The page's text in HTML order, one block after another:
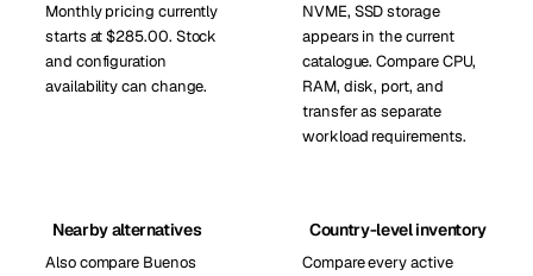
Monthly pricing currently
starts at $285.00. Stock
and configuration
availability can change.
NVME, SSD storage
appears in the current
catalogue. Compare CPU,
RAM, disk, port, and
transfer as separate
workload requirements.
Nearby alternatives
Also compare Buenos
Country-level inventory
Compare every active